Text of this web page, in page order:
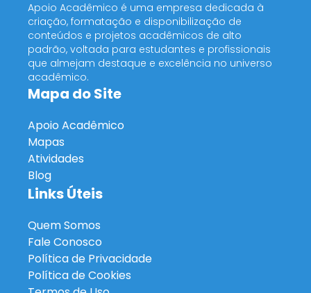
Apoio Acadêmico é uma empresa dedicada à
criação, formatação e disponibilização de
conteúdos e projetos acadêmicos de alto
padrão, voltada para estudantes e profissionais
que almejam destaque e excelência no universo
acadêmico.
Mapa do Site
Apoio Acadêmico
Mapas
Atividades
Blog
Links Úteis
Quem Somos
Fale Conosco
Política de Privacidade
Política de Cookies